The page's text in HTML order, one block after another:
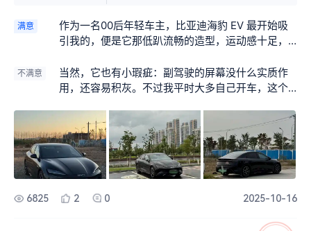
满意
作为一名00后年轻车主，比亚迪海豹 EV 最开始吸
引我的，便是它那低趴流畅的造型，运动感十足，
店看到实车试驾之后就更加的坚定我想要购车的想
法，后面刚好在去年9月又看到出了25款650长续航
路边都能收获不少目光，都夸这车好看帅气，完全
戳中年轻人的审美点。 真正开起来后，它的驾驶体
验更让我惊喜。前双叉臂、后五连杆独立悬架的配
置，让车辆操控格外精准 —— 转向时没有虚位，车
身跟随性特别好，哪怕是在狭窄路段掉头，一把就
能顺利完成，省去了反复调整的麻烦。日常通勤或
稳稳的掌控感，驾驶乐趣拉满。 此外，车内的音响
不满意
当然，它也有小瑕疵：副驾驶的屏幕没什么实质作
用，还容易积灰。不过我平时大多自己开车，这个
6825 2 0 2025-10-16